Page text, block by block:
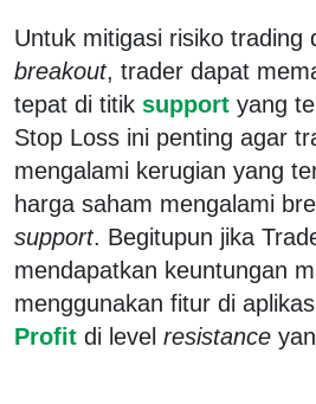
Untuk mitigasi risiko trading
breakout, trader dapat
tepat di titik support yang
Stop Loss ini penting agar
mengalami kerugian yang
harga saham mengalami
support. Begitupun jika
mendapatkan keuntungan
menggunakan fitur di
Profit di level resistance